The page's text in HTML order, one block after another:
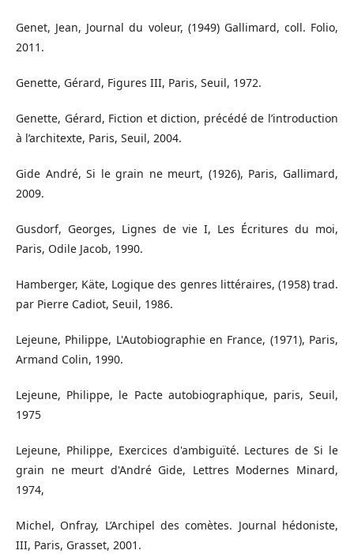
Genet, Jean, Journal du voleur, (1949) Gallimard, coll. Folio,
2011.
Genette, Gérard, Figures III, Paris, Seuil, 1972.
Genette, Gérard, Fiction et diction, précédé de l’introduction
à l’architexte, Paris, Seuil, 2004.
Gide André, Si le grain ne meurt, (1926), Paris, Gallimard,
2009.
Gusdorf, Georges, Lignes de vie I, Les Écritures du moi,
Paris, Odile Jacob, 1990.
Hamberger, Käte, Logique des genres littéraires, (1958) trad.
par Pierre Cadiot, Seuil, 1986.
Lejeune, Philippe, L'Autobiographie en France, (1971), Paris,
Armand Colin, 1990.
Lejeune, Philippe, le Pacte autobiographique, paris, Seuil,
1975
Lejeune, Philippe, Exercices d'ambiguïté. Lectures de Si le
grain ne meurt d'André Gide, Lettres Modernes Minard,
1974,
Michel, Onfray, L’Archipel des comètes. Journal hédoniste,
III, Paris, Grasset, 2001.